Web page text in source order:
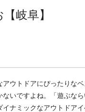
岐阜】
ウトドアにぴったりな
いですよね。「遊ぶな
ナミックなアウトドア